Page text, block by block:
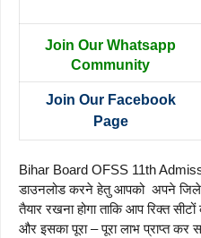
Join Our Whatsapp
Community
Join Our Facebook
Page
Bihar Board OFSS 11th
डाउनलोड करने हेतु आपको अपने
तैयार रखना होगा ताकि आप रिक्त
और इसका पूरा – पूरा लाभ प्राप्त कर